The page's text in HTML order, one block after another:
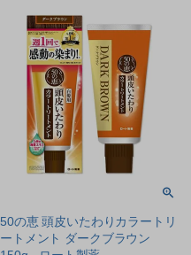
50の恵 頭皮いたわりカラートリ
ートメント ダークブラウン